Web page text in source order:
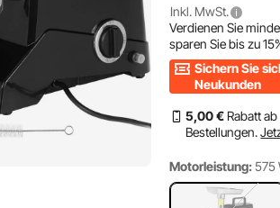
Inkl. MwSt.
Verdienen Sie
sparen Sie bis zu
Sichern Sie
Neukunden
5,00 € Rabatt ab
Bestellungen.
Motorleistung: 575